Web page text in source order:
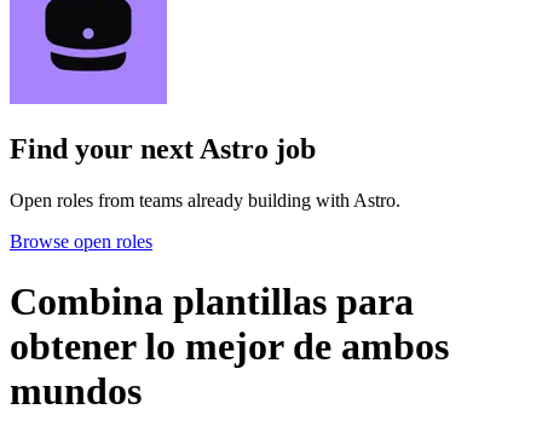
Find your nextAstro job
Open roles from teams already building with Astro.
Browse open roles
Combina plantillas para
obtener lo mejor de ambos
mundos